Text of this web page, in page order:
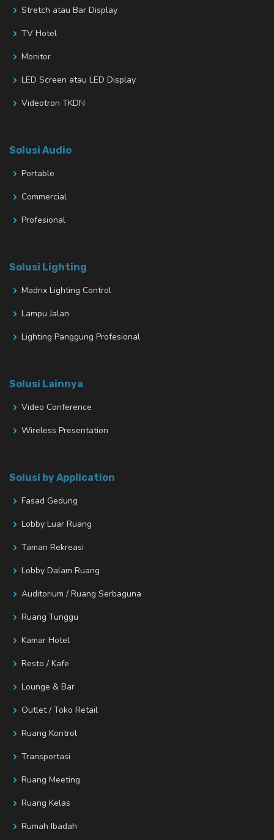
Stretch atau Bar Display
TV Hotel
Monitor
LED Screen atau LED Display
Videotron TKDN
Solusi Audio
Portable
Commercial
Profesional
Solusi Lighting
Madrix Lighting Control
Lampu Jalan
Lighting Panggung Profesional
Solusi Lainnya
Video Conference
Wireless Presentation
Solusi by Application
Fasad Gedung
Lobby Luar Ruang
Taman Rekreasi
Lobby Dalam Ruang
Auditorium / Ruang Serbaguna
Ruang Tunggu
Kamar Hotel
Resto / Kafe
Lounge & Bar
Outlet / Toko Retail
Ruang Kontrol
Transportasi
Ruang Meeting
Ruang Kelas
Rumah Ibadah